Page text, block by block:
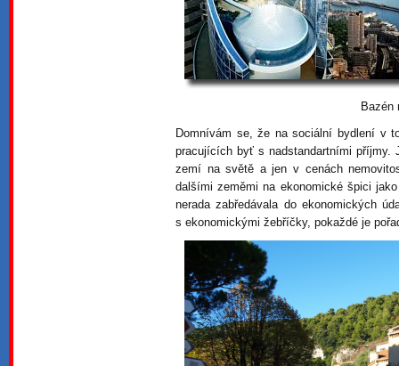
Bazén
Domnívám se, že na sociální bydlení v
pracujících byť s nadstandartními příjmy.
zemí na světě a jen v cenách
dalšími zeměmi na ekonomické špici
nerada zabředávala do ekonomických
s ekonomickými žebříčky, pokaždé je